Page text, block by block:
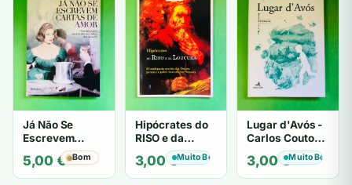
Já Não Se
Escrevem
Cartas de Amor
- Mário
Zambujal
5,00 € Bom
Hipócrates do
RISO e da
LOUCURA
3,00€Muito Bom
Lugar d'Avós -
Carlos Couto
Amaral
3,00€Muito Bom